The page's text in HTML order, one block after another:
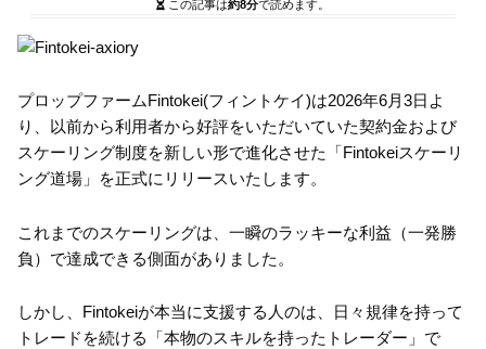
この記事は約8分で読めます。
プロップファームFintokei(フィントケイ)は2026年6月3日よ
り、以前から利用者から好評をいただいていた契約金および
スケーリング制度を新しい形で進化させた「Fintokeiスケーリ
ング道場」を正式にリリースいたします。
これまでのスケーリングは、一瞬のラッキーな利益（一発勝
負）で達成できる側面がありました。
しかし、Fintokeiが本当に支援する人のは、日々規律を持って
トレードを続ける「本物のスキルを持ったトレーダー」で